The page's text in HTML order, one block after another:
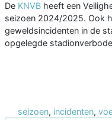
De KNVB heeft een
seizoen 2024/2025. Ook
geweldsincidenten in de
opgelegde
seizoen, incidenten,